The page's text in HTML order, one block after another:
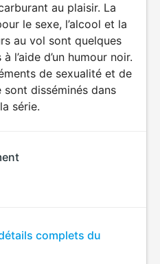
au plaisir. La
le sexe, l’alcool et la
au vol sont quelques
l’aide d’un humour noir.
de sexualité et de
sont disséminés dans
série.
complets du